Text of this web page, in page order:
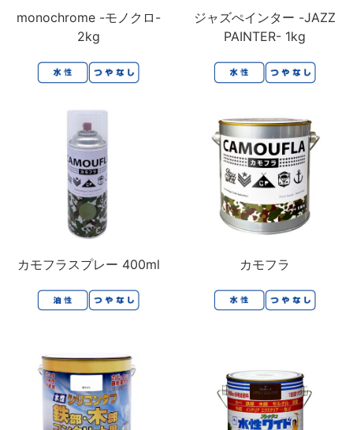
monochrome -モノクロ-
2kg
ジャズぺインター -JAZZ
PAINTER- 1kg
カモフラスプレー 400ml カモフラ